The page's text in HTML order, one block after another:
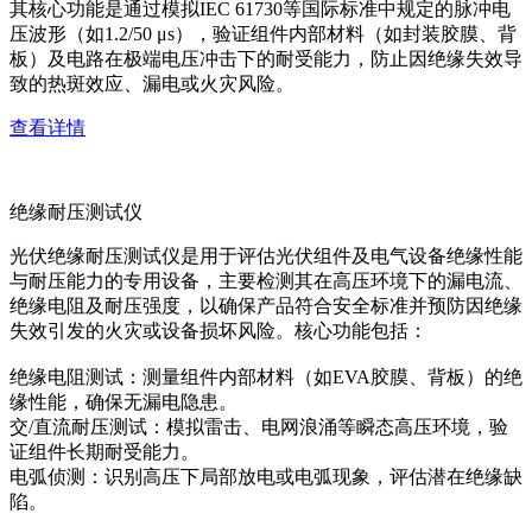
其核心功能是通过模拟IEC 61730等国际标准中规定的脉冲电
压波形（如1.2/50 μs），验证组件内部材料（如封装胶膜、背
板）及电路在极端电压冲击下的耐受能力，防止因绝缘失效导
致的热斑效应、漏电或火灾风险。
查看详情
绝缘耐压测试仪
光伏绝缘耐压测试仪是用于评估光伏组件及电气设备绝缘性能
与耐压能力的专用设备，主要检测其在高压环境下的漏电流、
绝缘电阻及耐压强度，以确保产品符合安全标准并预防因绝缘
失效引发的火灾或设备损坏风险。核心功能包括：
绝缘电阻测试：测量组件内部材料（如EVA胶膜、背板）的绝
缘性能，确保无漏电隐患。
交/直流耐压测试：模拟雷击、电网浪涌等瞬态高压环境，验
证组件长期耐受能力。
电弧侦测：识别高压下局部放电或电弧现象，评估潜在绝缘缺
陷。